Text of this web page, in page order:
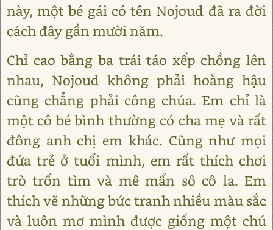
này, một bé gái có tên Nojoud đã ra đời
cách đây gần mười năm.
Chỉ cao bằng ba trái táo xếp chồng lên
nhau, Nojoud không phải hoàng hậu
cũng chẳng phải công chúa. Em chỉ là
một cô bé bình thường có cha mẹ và rất
đông anh chị em khác. Cũng như mọi
đứa trẻ ở tuổi mình, em rất thích chơi
trò trốn tìm và mê mẩn sô cô la. Em
thích vẽ những bức tranh nhiều màu sắc
và luôn mơ mình được giống một chú